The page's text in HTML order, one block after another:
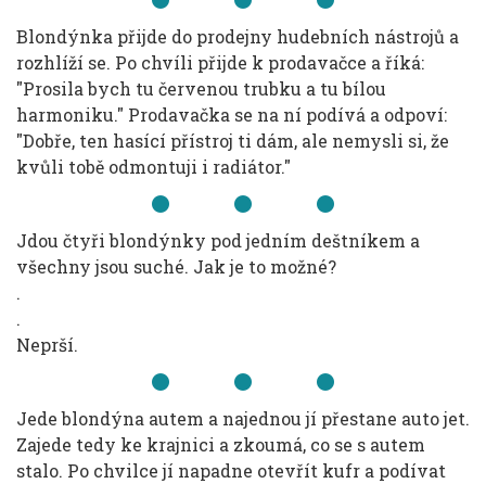
Blondýnka přijde do prodejny hudebních nástrojů a
rozhlíží se. Po chvíli přijde k prodavačce a říká:
"Prosila bych tu červenou trubku a tu bílou
harmoniku." Prodavačka se na ní podívá a odpoví:
"Dobře, ten hasící přístroj ti dám, ale nemysli si, že
kvůli tobě odmontuji i radiátor."
Jdou čtyři blondýnky pod jedním deštníkem a
všechny jsou suché. Jak je to možné?
.
.
Neprší.
Jede blondýna autem a najednou jí přestane auto jet.
Zajede tedy ke krajnici a zkoumá, co se s autem
stalo. Po chvilce jí napadne otevřít kufr a podívat